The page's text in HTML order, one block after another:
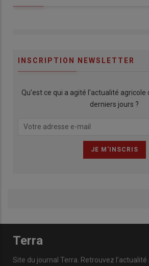
INSCRIPTION NEWSLETTER
Qu’est ce qui a agité l'actualité agricole
derniers jours ?
Terra
Site du journal Terra. Retrouvez